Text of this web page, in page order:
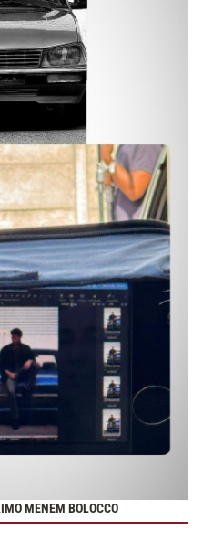
MENEM BOLOCCO